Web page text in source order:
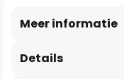
Details
Meer informatie